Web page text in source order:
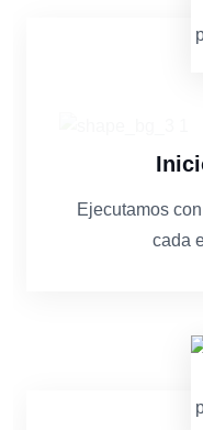
Ejecutamos
cada